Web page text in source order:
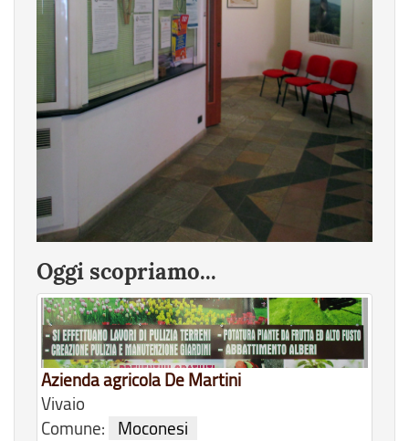
Oggi scopriamo...
Azienda agricola De Martini
Vivaio
Comune:
Moconesi